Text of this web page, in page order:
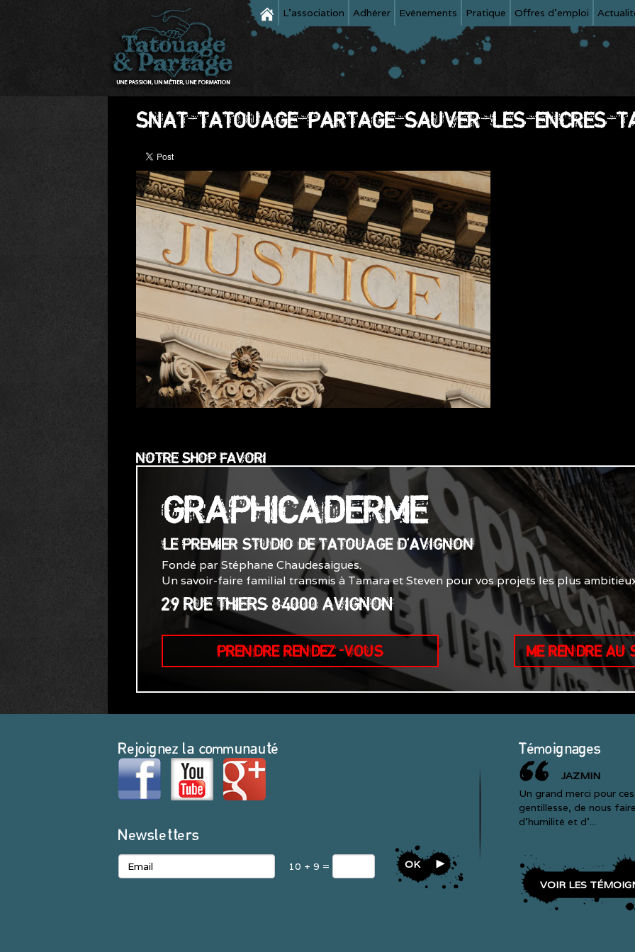
L'association Adhérer Evénements Pratique Offres d'emploi
NOTRE SHOP FAVORI
GRAPHICADERME
LE PREMIER STUDIO DE TATOUAGE D'AVIGNON
Fondé par Stéphane Chaudesaigues.
Un savoir-faire familial transmis à Tamara et Steven pour vos projets les plus
29 RUE THIERS 84000 AVIGNON
PRENDRE RENDEZ-VOUS ME RENDRE AU
Rejoignez la communauté
Newsletters
10 + 9 = OK
Témoignages
JAZMIN
Un grand merci pour
gentillesse, de nous
d'humilité et d'...
VOIR LES